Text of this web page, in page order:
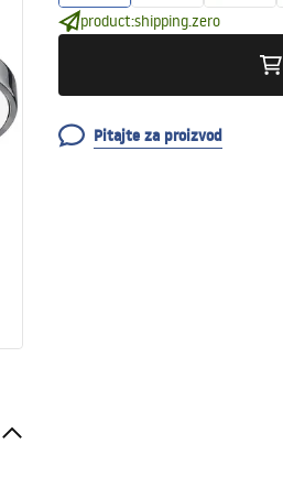
product:shipping.zero
Pitajte za proizvod